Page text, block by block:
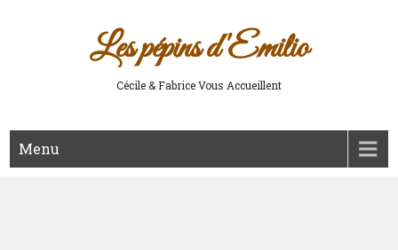
Les pépins d'Emilio
Cécile & Fabrice Vous Accueillent
Menu